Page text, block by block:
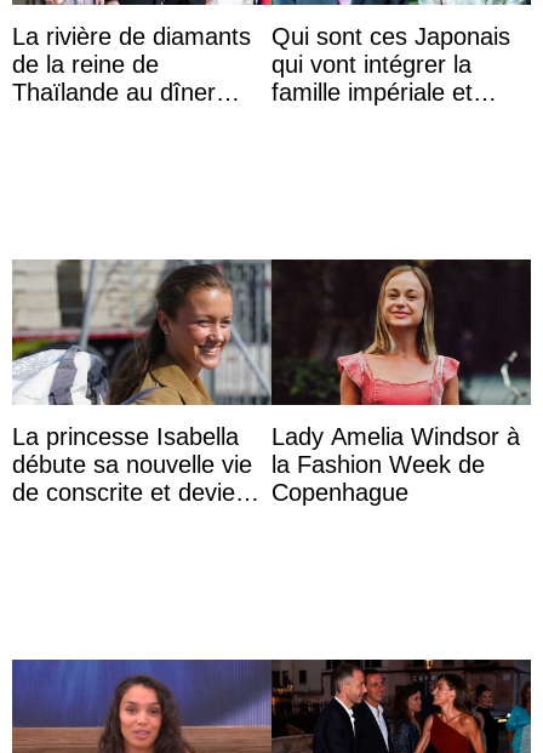
La rivière de diamants
de la reine de
Thaïlande au dîner
Qui sont ces Japonais
qui vont intégrer la
famille impériale et
La princesse Isabella
débute sa nouvelle vie
de conscrite et devient
Lady Amelia Windsor à
la Fashion Week de
Copenhague